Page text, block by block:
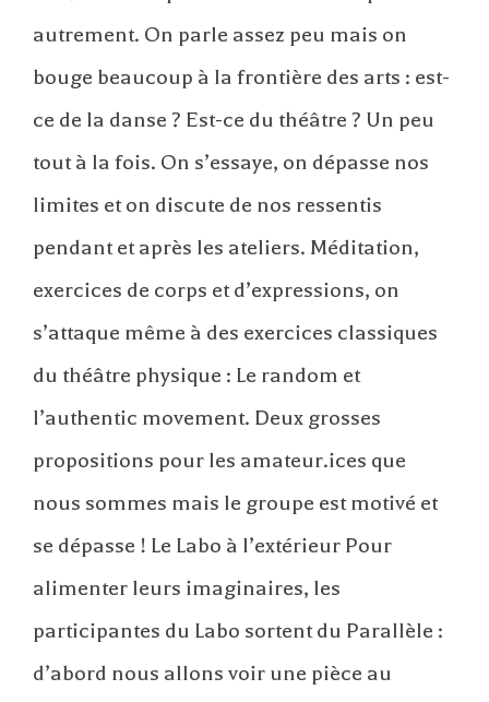
autrement. On parle assez peu mais on
bouge beaucoup à la frontière des arts : est-
ce de la danse ? Est-ce du théâtre ? Un peu
tout à la fois. On s’essaye, on dépasse nos
limites et on discute de nos ressentis
pendant et après les ateliers. Méditation,
exercices de corps et d’expressions, on
s’attaque même à des exercices classiques
du théâtre physique : Le random et
l’authentic movement. Deux grosses
propositions pour les amateur.ices que
nous sommes mais le groupe est motivé et
se dépasse ! Le Labo à l’extérieur Pour
alimenter leurs imaginaires, les
participantes du Labo sortent du Parallèle :
d’abord nous allons voir une pièce au